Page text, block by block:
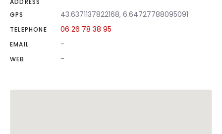
GPS 43.6371137822168, 6.64727788095091
TELEPHONE 06 26 78 38 95
EMAIL -
WEB -